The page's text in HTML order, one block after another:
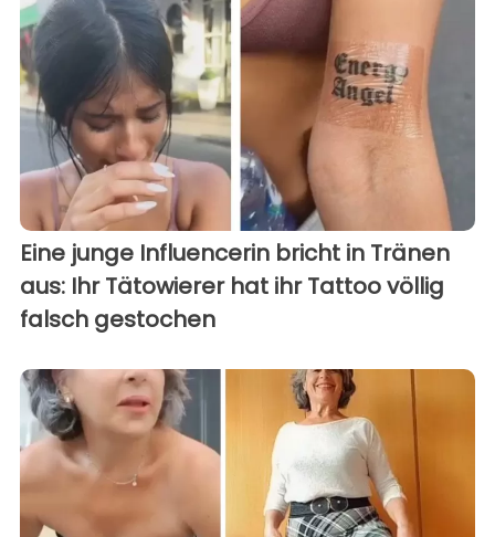
Eine junge Influencerin bricht in Tränen
aus: Ihr Tätowierer hat ihr Tattoo völlig
falsch gestochen